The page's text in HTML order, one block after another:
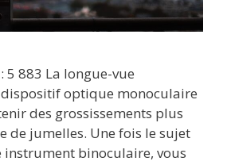
5 883 La longue-vue
optique monoculaire
des grossissements plus
de jumelles. Une fois le sujet
instrument binoculaire, vous